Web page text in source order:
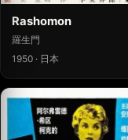
Rashomon
羅生門
1950 · 日本